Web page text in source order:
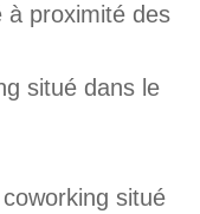
à proximité des
situé dans le
situé